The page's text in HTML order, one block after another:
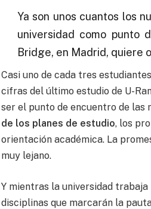
Ya son unos cuantos los
universidad como punto
Bridge, en Madrid, quiere
Casi uno de cada tres
cifras del último estudio de U-
ser el punto de encuentro de
de los planes de estudio, los
orientación académica. La
muy lejano.
Y mientras la universidad
disciplinas que marcarán la